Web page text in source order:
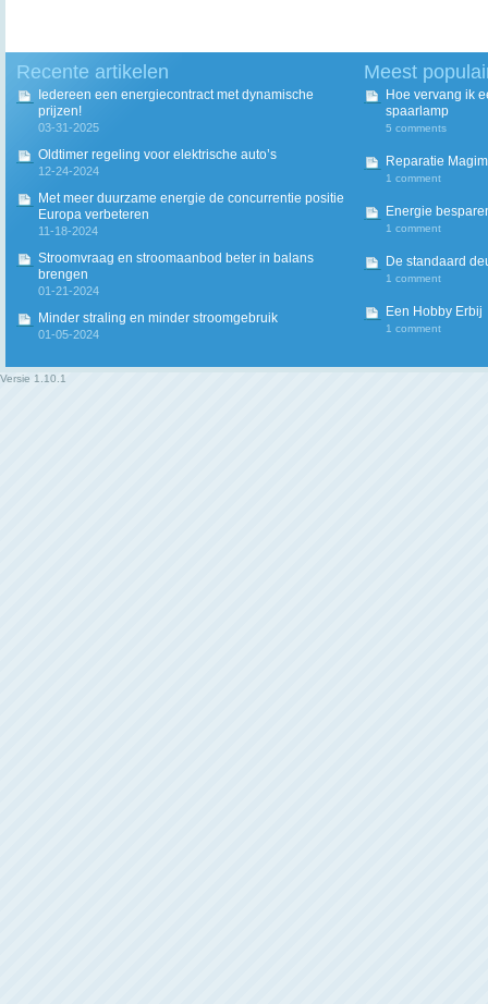
Recente artikelen
Iedereen een energiecontract met dynamische
prijzen!
03-31-2025
Oldtimer regeling voor elektrische auto’s
12-24-2024
Met meer duurzame energie de concurrentie positie
Europa verbeteren
11-18-2024
Stroomvraag en stroomaanbod beter in balans
brengen
01-21-2024
Minder straling en minder stroomgebruik
01-05-2024
Meest
Hoe vervang ik
spaarlamp
5 comments
Reparatie
1 comment
Energie
1 comment
De standaard
1 comment
Een Hobby Erbij
1 comment
Versie 1.10.1